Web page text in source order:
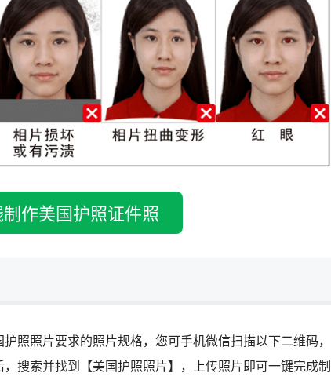
作美国护照证件照
照照片要求的照片规格，您可手机微信扫描以下二维码，
搜索并找到【美国护照照片】，上传照片即可一键完成制